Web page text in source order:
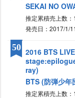
SEKAI NO
推定累積売上数
発売日：2017/1/
2016 BTS
ray)
BTS (防弾少年
推定累積売上数：
50